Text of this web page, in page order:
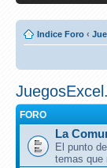
Indice Foro ‹
FORO
La
El punto
temas que